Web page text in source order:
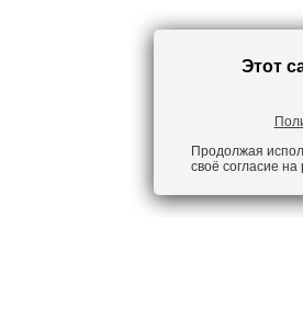
Этот
Продолжая
своё согласие